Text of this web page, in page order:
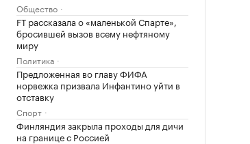
Общество
FT рассказала о «маленькой Спарте»,
бросившей вызов всему нефтяному
миру
Политика
Предложенная во главу ФИФА
норвежка призвала Инфантино уйти в
отставку
Спорт
Финляндия закрыла проходы для дичи
на границе с Россией